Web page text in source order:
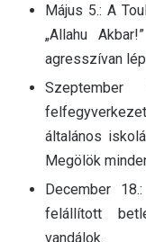
Május 5.: A
„Allahu
agresszívan
általános
Megölök
December
felállított
vandálok.